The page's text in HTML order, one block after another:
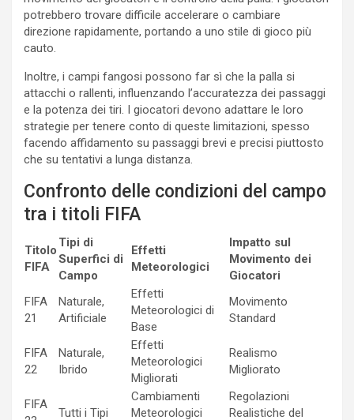
potrebbero trovare difficile accelerare o cambiare
direzione rapidamente, portando a uno stile di gioco più
cauto.
Inoltre, i campi fangosi possono far sì che la palla si
attacchi o rallenti, influenzando l’accuratezza dei passaggi
e la potenza dei tiri. I giocatori devono adattare le loro
strategie per tenere conto di queste limitazioni, spesso
facendo affidamento su passaggi brevi e precisi piuttosto
che su tentativi a lunga distanza.
Confronto delle condizioni del campo
tra i titoli FIFA
Titolo
FIFA
Tipi di
Superfici di
Campo
Effetti
Meteorologici
Impatto sul
Movimento dei
Giocatori
FIFA
21
Naturale,
Artificiale
Effetti
Meteorologici di
Base
Movimento
Standard
FIFA
22
Naturale,
Ibrido
Effetti
Meteorologici
Migliorati
Realismo
Migliorato
FIFA
Tutti i Tipi
Cambiamenti
Meteorologici
Regolazioni
Realistiche del